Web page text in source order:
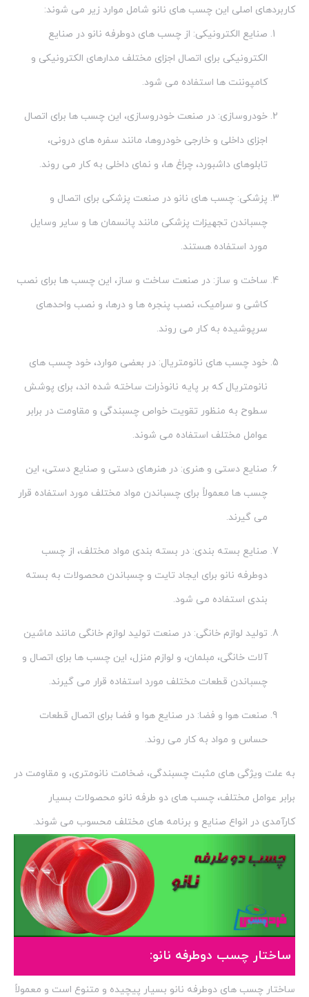
کاربردهای اصلی این چسب های نانو شامل موارد زیر می شوند:
صنایع الکترونیکی: از چسب های دوطرفه نانو در صنایع
الکترونیکی برای اتصال اجزای مختلف مدارهای الکترونیکی و
کامپوننت ها استفاده می شود.
خودروسازی: در صنعت خودروسازی، این چسب ها برای اتصال
اجزای داخلی و خارجی خودروها، مانند سفره های درونی،
تابلوهای داشبورد، چراغ ها، و نمای داخلی به کار می روند.
پزشکی: چسب های نانو در صنعت پزشکی برای اتصال و
چسباندن تجهیزات پزشکی مانند پانسمان ها و سایر وسایل
مورد استفاده هستند.
ساخت و ساز: در صنعت ساخت و ساز، این چسب ها برای نصب
کاشی و سرامیک، نصب پنجره ها و درها، و نصب واحدهای
سرپوشیده به کار می روند.
خود چسب های نانومتریال: در بعضی موارد، خود چسب های
نانومتریال که بر پایه نانوذرات ساخته شده اند، برای پوشش
سطوح به منظور تقویت خواص چسبندگی و مقاومت در برابر
عوامل مختلف استفاده می شوند.
صنایع دستی و هنری: در هنرهای دستی و صنایع دستی، این
چسب ها معمولاً برای چسباندن مواد مختلف مورد استفاده قرار
می گیرند.
صنایع بسته بندی: در بسته بندی مواد مختلف، از چسب
دوطرفه نانو برای ایجاد تایت و چسباندن محصولات به بسته
بندی استفاده می شود.
تولید لوازم خانگی: در صنعت تولید لوازم خانگی مانند ماشین
آلات خانگی، مبلمان، و لوازم منزل، این چسب ها برای اتصال و
چسباندن قطعات مختلف مورد استفاده قرار می گیرند.
صنعت هوا و فضا: در صنایع هوا و فضا برای اتصال قطعات
حساس و مواد به کار می روند.
به علت ویژگی های مثبت چسبندگی، ضخامت نانومتری، و مقاومت در
برابر عوامل مختلف، چسب های دو طرفه نانو محصولات بسیار
کارآمدی در انواع صنایع و برنامه های مختلف محسوب می شوند.
ساختار چسب دوطرفه نانو:
ساختار چسب های دوطرفه نانو بسیار پیچیده و متنوع است و معمولاً